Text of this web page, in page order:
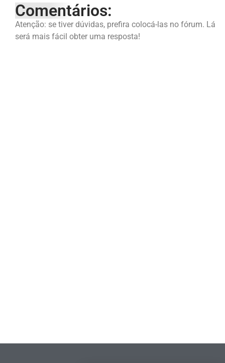
Comentários:
Atenção: se tiver dúvidas, prefira colocá-las no fórum. Lá
será mais fácil obter uma resposta!